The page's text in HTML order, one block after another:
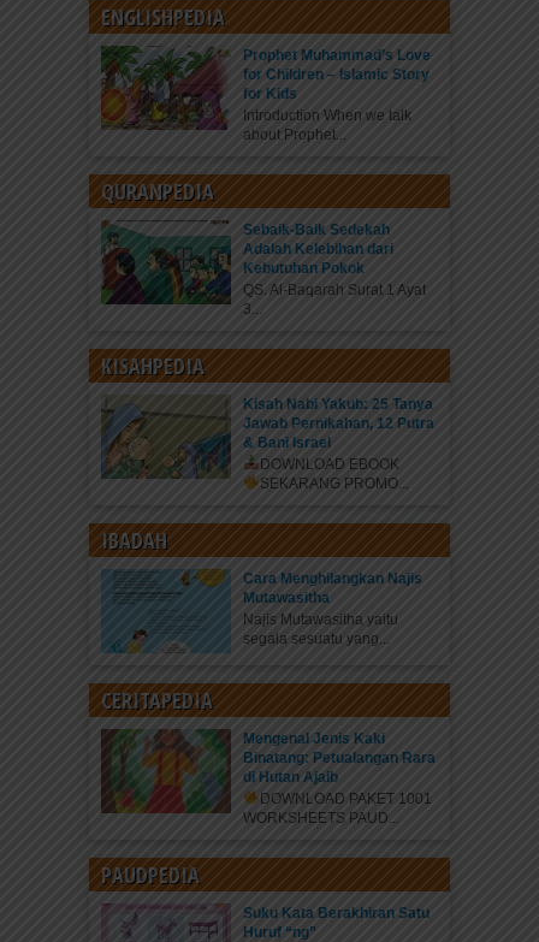
ENGLISHPEDIA
Prophet Muhammad’s Love
for Children – Islamic Story
for Kids
Introduction When we talk
about Prophet...
QURANPEDIA
Sebaik-Baik Sedekah
Adalah Kelebihan dari
Kebutuhan Pokok
QS. Al-Baqarah Surat 1 Ayat
3...
KISAHPEDIA
Kisah Nabi Yakub: 25 Tanya
Jawab Pernikahan, 12 Putra
& Bani Israel
DOWNLOAD EBOOK
SEKARANG PROMO...
IBADAH
Cara Menghilangkan Najis
Mutawasitha
Najis Mutawasitha yaitu
segala sesuatu yang...
CERITAPEDIA
Mengenal Jenis Kaki
Binatang: Petualangan Rara
di Hutan Ajaib
DOWNLOAD PAKET 1001
WORKSHEETS PAUD...
PAUDPEDIA
Suku Kata Berakhiran Satu
Huruf “ng”